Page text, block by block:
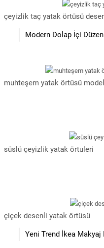
çeyizlik taç yatak örtüsü
Modern Dolap İçi
muhteşem yatak örtüsü
süslü çeyizlik yatak örtuleri
çiçek desenli yatak örtüsü
Yeni Trend İkea Makyaj